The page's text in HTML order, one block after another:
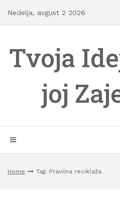
content
Nedelja, avgust 2 2026
Tvoja
joj
Home Tag: Pravilna reciklaža